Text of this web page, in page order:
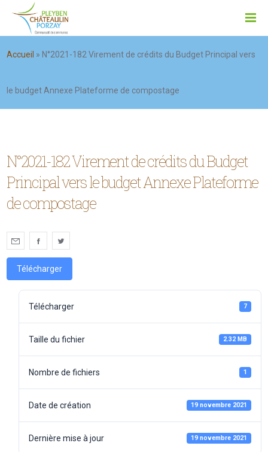
Accueil » N°2021-182 Virement de crédits du Budget Principal vers
le budget Annexe Plateforme de compostage
N°2021-182 Virement de crédits du Budget
Principal vers le budget Annexe Plateforme
de compostage
Télécharger
Télécharger 7
Taille du fichier 2.32 MB
Nombre de fichiers 1
Date de création 19 novembre 2021
Dernière mise à jour 19 novembre 2021